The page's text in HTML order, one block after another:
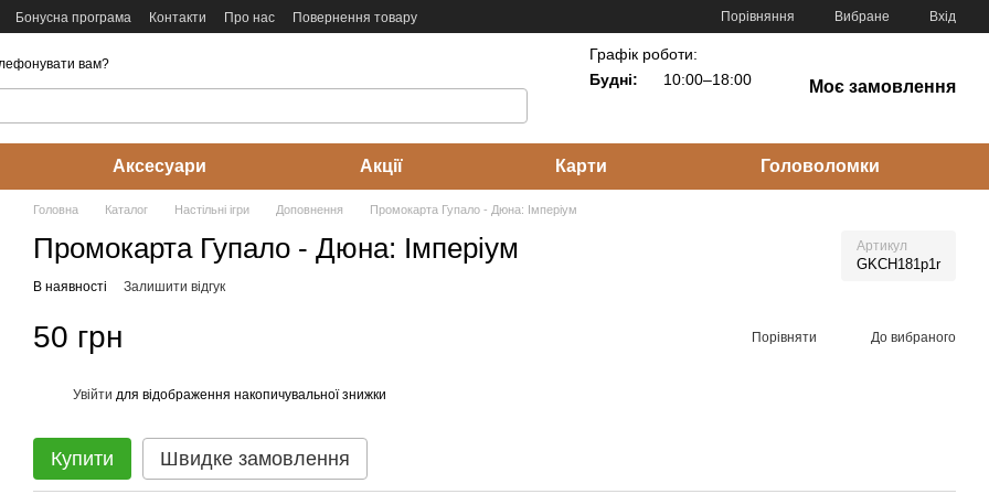
Бонусна програма Контакти Про нас
Повернення товару
Порівняння Вибране Вхід
вам?
Графік роботи:
Будні:
10:00–18:00 Моє замовлення
Аксесуари Акції Карти Головоломки
Головна Каталог Настільні ігри Доповнення Промокарта Гупало - Дюна: Імперіум
Промокарта Гупало - Дюна: Імперіум Артикул
GKCH181p1r
В наявності Залишити відгук
50 грн Порівняти До вибраного
Увійти для відображення накопичувальної знижки
Купити Швидке замовлення